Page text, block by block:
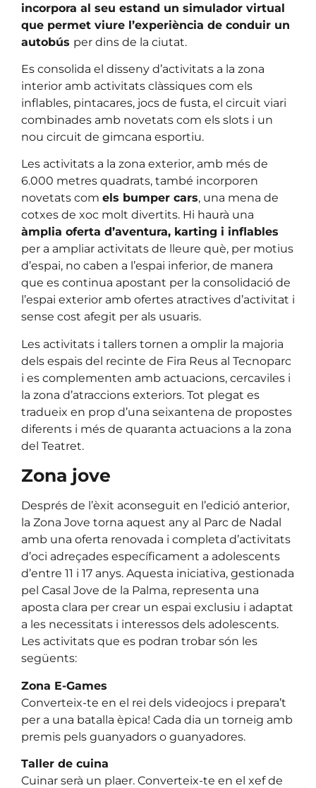
incorpora al seu estand un simulador virtual
que permet viure l’experiència de conduir un
autobús per dins de la ciutat.
Es consolida el disseny d’activitats a la zona
interior amb activitats clàssiques com els
inflables, pintacares, jocs de fusta, el circuit viari
combinades amb novetats com els slots i un
nou circuit de gimcana esportiu.
Les activitats a la zona exterior, amb més de
6.000 metres quadrats, també incorporen
novetats com els bumper cars, una mena de
cotxes de xoc molt divertits. Hi haurà una
àmplia oferta d’aventura, karting i inflables
per a ampliar activitats de lleure què, per motius
d’espai, no caben a l’espai inferior, de manera
que es continua apostant per la consolidació de
l’espai exterior amb ofertes atractives d’activitat i
sense cost afegit per als usuaris.
Les activitats i tallers tornen a omplir la majoria
dels espais del recinte de Fira Reus al Tecnoparc
i es complementen amb actuacions, cercaviles i
la zona d’atraccions exteriors. Tot plegat es
tradueix en prop d’una seixantena de propostes
diferents i més de quaranta actuacions a la zona
del Teatret.
Zona jove
Després de l’èxit aconseguit en l’edició anterior,
la Zona Jove torna aquest any al Parc de Nadal
amb una oferta renovada i completa d’activitats
d’oci adreçades específicament a adolescents
d’entre 11 i 17 anys. Aquesta iniciativa, gestionada
pel Casal Jove de la Palma, representa una
aposta clara per crear un espai exclusiu i adaptat
a les necessitats i interessos dels adolescents.
Les activitats que es podran trobar són les
següents:
Zona E-Games
Converteix-te en el rei dels videojocs i prepara’t
per a una batalla èpica! Cada dia un torneig amb
premis pels guanyadors o guanyadores.
Taller de cuina
Cuinar serà un plaer. Converteix-te en el xef de